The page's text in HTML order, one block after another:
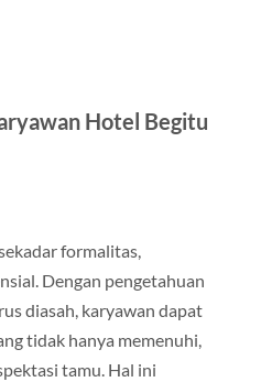
Hotel Begitu
formalitas,
Dengan pengetahuan
diasah, karyawan dapat
tidak hanya memenuhi,
tamu. Hal ini